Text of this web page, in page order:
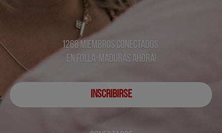
1268 miembros conectados
en Folla-maduras ahora!
INSCRIBIRSE